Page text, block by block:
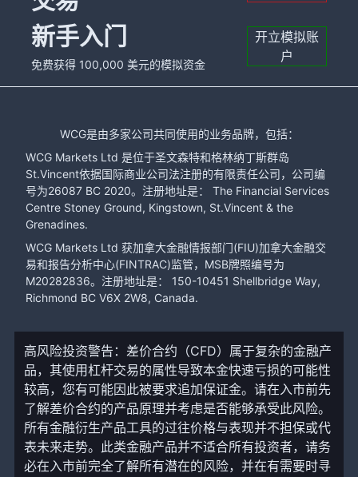
新手入门
免费获得 100,000 美元的模拟资金
开立模拟账
户
WCG是由多家公司共同使用的业务品牌，包括：
WCG Markets Ltd 是位于圣文森特和格林纳丁斯群岛
St.Vincent依据国际商业公司法注册的有限责任公司，公司编
号为26087 BC 2020。注册地址是： The Financial Services
Centre Stoney Ground, Kingstown, St.Vincent & the
Grenadines.
WCG Markets Ltd 获加拿大金融情报部门(FIU)加拿大金融交
易和报告分析中心(FINTRAC)监管，MSB牌照编号为
M20282836。注册地址是： 150-10451 Shellbridge Way,
Richmond BC V6X 2W8, Canada.
高风险投资警告：差价合约（CFD）属于复杂的金融产
品，其使用杠杆交易的属性导致本金快速亏损的可能性
较高，您有可能因此被要求追加保证金。请在入市前先
了解差价合约的产品原理并考虑是否能够承受此风险。
所有金融衍生产品工具的过往价格与表现并不担保或代
表未来走势。此类金融产品并不适合所有投资者，请务
必在入市前完全了解所有潜在的风险，并在有需要时寻